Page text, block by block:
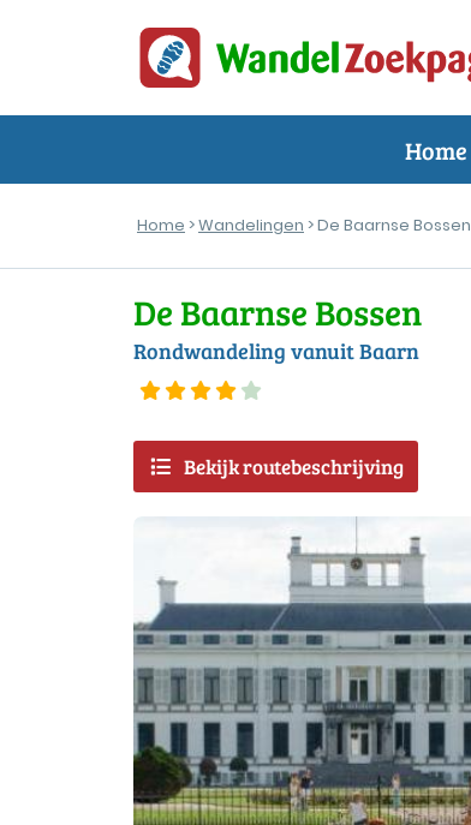
Home
Home >Wandelingen > De Baarnse Bossen
De Baarnse Bossen
Rondwandeling vanuit Baarn
Bekijk routebeschrijving